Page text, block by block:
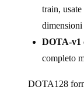
train,
dimensioni
DOTA-v1
completo
DOTA128